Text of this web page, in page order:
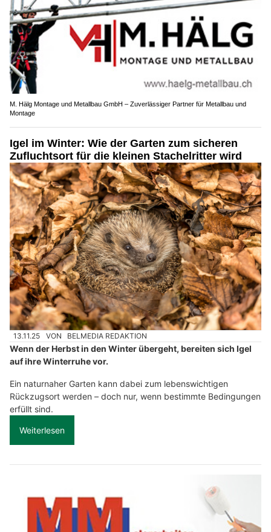
M. Hälg Montage und Metallbau GmbH – Zuverlässiger Partner für Metallbau und
Montage
Igel im Winter: Wie der Garten zum sicheren
Zufluchtsort für die kleinen Stachelritter wird
13.11.25 VON BELMEDIA REDAKTION
Wenn der Herbst in den Winter übergeht, bereiten sich Igel
auf ihre Winterruhe vor.
Ein naturnaher Garten kann dabei zum lebenswichtigen
Rückzugsort werden – doch nur, wenn bestimmte Bedingungen
erfüllt sind.
Weiterlesen